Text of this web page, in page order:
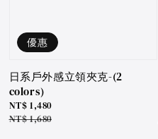
優惠
日系戶外感立領夾克-(2
colors)
Sale
price
NT$ 1,480
Regular
NT$ 1,680